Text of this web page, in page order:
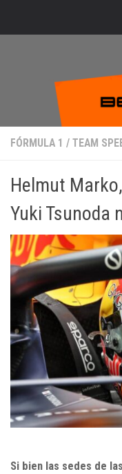
FÓRMULA 1 / TEAM
Helmut
Yuki Tsunoda
Si bien las sedes de